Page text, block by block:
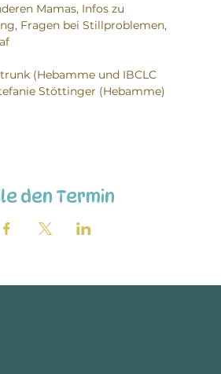
Mamas, Infos zu
Fragen bei Stillproblemen,
(Hebamme und IBCLC
Stöttinger (Hebamme)
den Termin